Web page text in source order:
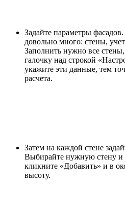
Задайте параметры
довольно много: стены,
Заполнить нужно все
галочку над строкой
укажите эти данные, тем
расчета.
Затем на каждой стене
Выбирайте нужную стену
кликните «Добавить» и в
высоту.